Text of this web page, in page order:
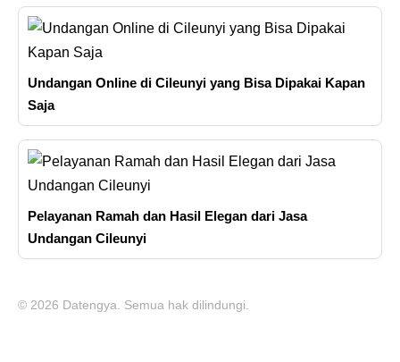
Undangan Online di Cileunyi yang Bisa Dipakai Kapan
Saja
Pelayanan Ramah dan Hasil Elegan dari Jasa
Undangan Cileunyi
© 2026 Datengya. Semua hak dilindungi.